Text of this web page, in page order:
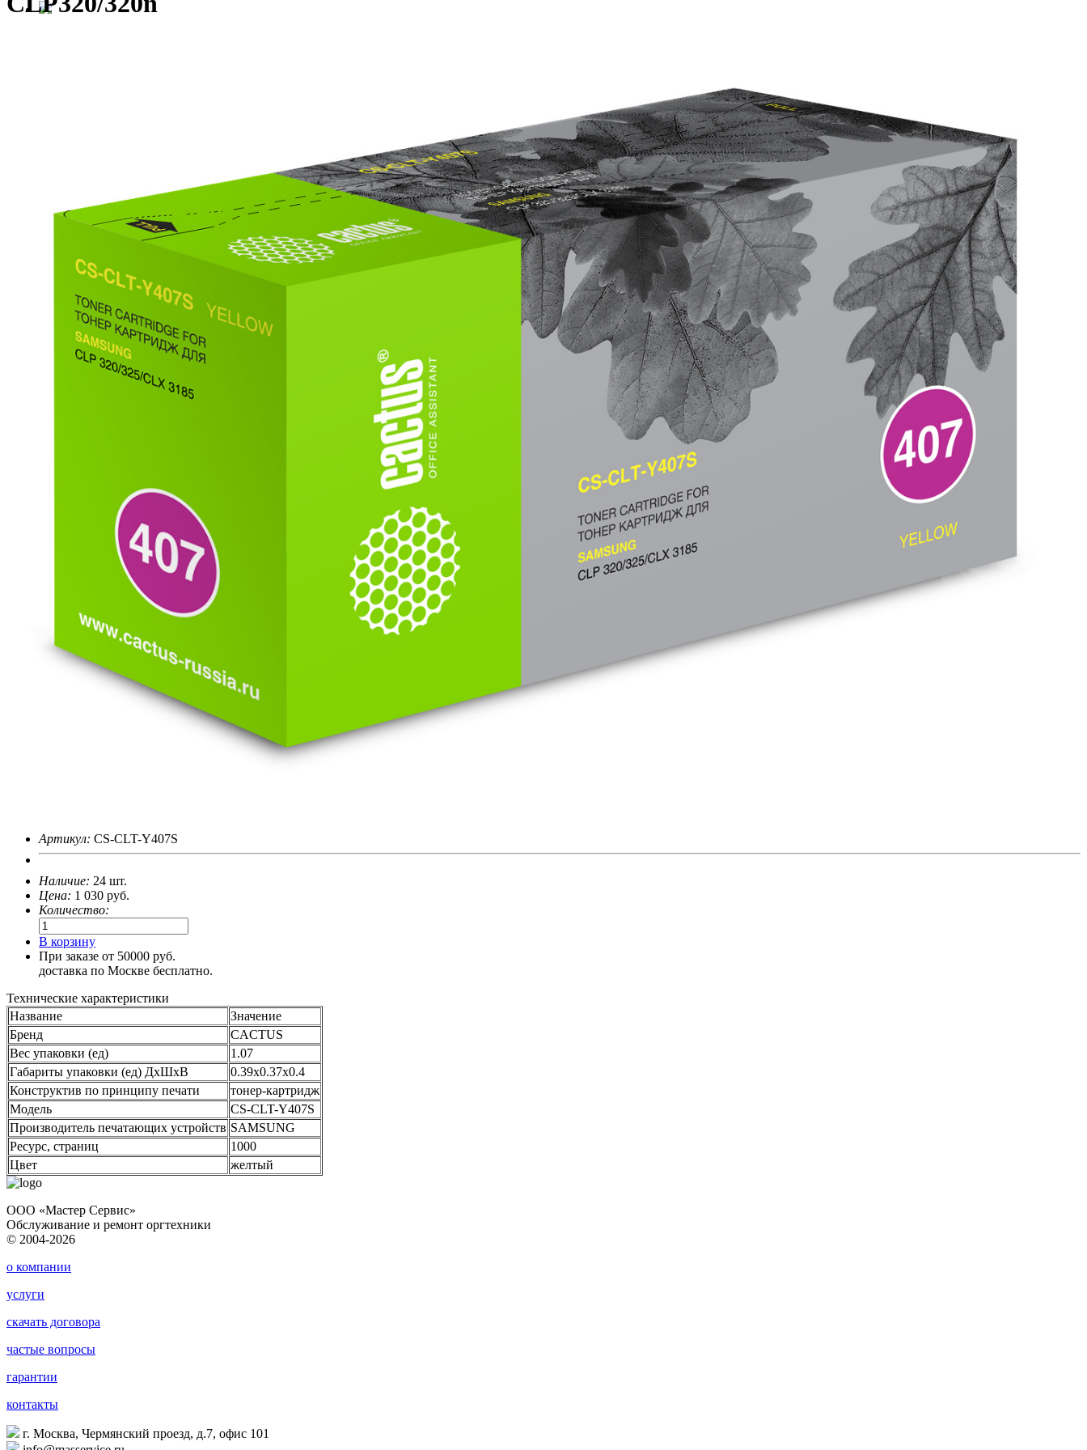
Первым партнёром по сервису в категориях «Расходные материалы» и
«Устройства печати» G&G стал московский сервисный центр «Мастер-Сервис»
(ООО «Мастер-Сервис»)
лет на рынке обслуживания оргтехники и поставок расходных материалов
сертифицированных специалистов по ремонту и поддержке устройств печати
наименований расходных материалов, запчастей и более 16 000 товаров под заказ
Артикул: CS-CLT-Y407S
Наличие: 24 шт.
Цена: 1 030 руб.
Количество:
В корзину
При заказе от 50000 руб.
доставка по Москве бесплатно.
Технические характеристики
Название
Значение
Бренд
CACTUS
Вес упаковки (ед)
1.07
Габариты упаковки (ед) ДхШхВ
0.39x0.37x0.4
Конструктив по принципу печати
тонер-картридж
Модель
CS-CLT-Y407S
Производитель печатающих устройств SAMSUNG
Ресурс, страниц
1000
Цвет
желтый
ООО «Мастер Сервис»
Обслуживание и ремонт оргтехники
© 2004-2026
о компании
услуги
скачать договора
частые вопросы
гарантии
контакты
г. Москва, Чермянский проезд, д.7, офис 101